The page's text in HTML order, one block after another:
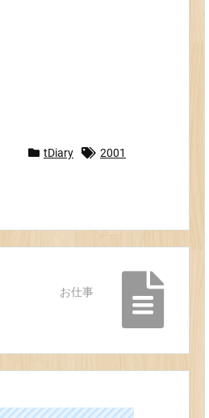
tDiary 2001
お仕事